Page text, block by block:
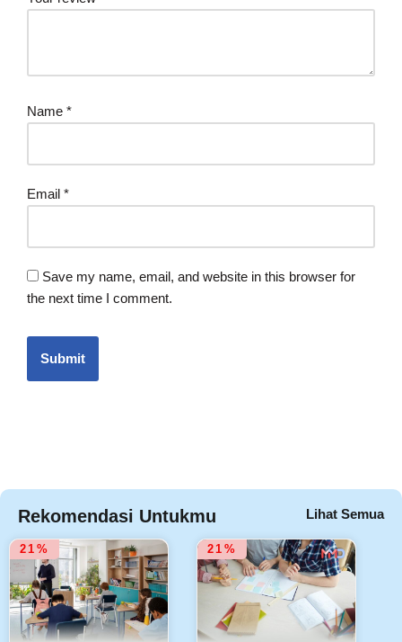
Name *
Email *
Save my name, email, and website in this browser for
the next time I comment.
Rekomendasi Untukmu Lihat Semua
21% 21%